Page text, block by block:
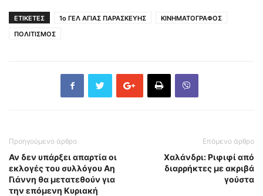
ΕΤΙΚΕΤΕΣ 1ο ΓΕΛ ΑΓΙΑΣ ΠΑΡΑΣΚΕΥΗΣ
ΚΙΝΗΜΑΤΟΓΡΑΦΟΣ
ΠΟΛΙΤΙΣΜΟΣ
Προηγούμενο άρθρο
Αν δεν υπάρξει απαρτία οι
εκλογές του συλλόγου Αη
Γιάννη θα μετατεθούν για
την επόμενη Κυριακή
Επόμενο άρθρο
Χαλάνδρι: Ριφιφί από
διαρρήκτες με ακριβά
γούστα